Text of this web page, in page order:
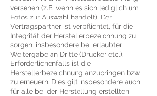
versehen (z.B. wenn es sich lediglich um
Fotos zur Auswahl handelt). Der
Vertragspartner ist verpflichtet, für die
Integrität der Herstellerbezeichnung zu
sorgen, insbesondere bei erlaubter
Weitergabe an Dritte (Drucker etc.).
Erforderlichenfalls ist die
Herstellerbezeichnung anzubringen bzw.
zu erneuern. Dies gilt insbesondere auch
für alle bei der Herstellung erstellten